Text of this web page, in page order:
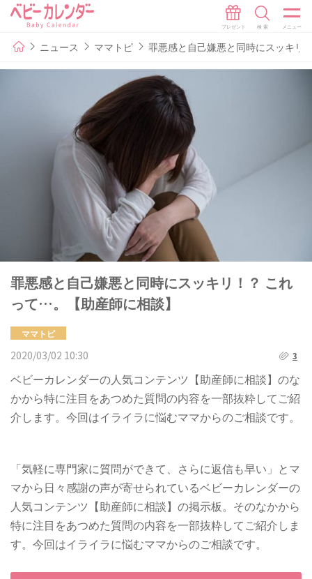
ニュース ママトピ 罪悪感と自己嫌悪と同時にスッキ
罪悪感と自己嫌悪と同時にスッキリ！？ これ
って…。【助産師に相談】
ママトピ
2020/03/02 10:30 3
ベビーカレンダーの人気コンテンツ【助産師に相談】のな
かから特に注目をあつめた質問の内容を一部抜粋してご紹
介します。今回はイライラに悩むママからのご相談です。
「気軽に専門家に質問ができて、さらに返信も早い」とマ
マから日々感謝の声が寄せられているベビーカレンダーの
人気コンテンツ【助産師に相談】の掲示板。そのなかから
特に注目をあつめた質問の内容を一部抜粋してご紹介しま
す。今回はイライラに悩むママからのご相談です。